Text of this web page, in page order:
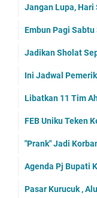
Jangan Lupa, Hari
Embun Pagi
Jadikan Sholat
Ini Jadwal
Libatkan 11 Tim
FEB Uniku Teken
"Prank" Jadi
Agenda Pj Bupati
Pasar Kurucuk ,